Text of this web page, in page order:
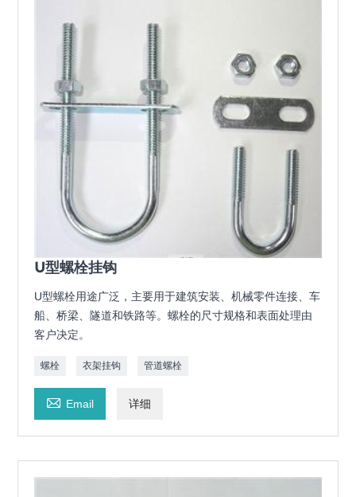
U型螺栓挂钩
U型螺栓用途广泛，主要用于建筑安装、机械零件连接、车
船、桥梁、隧道和铁路等。螺栓的尺寸规格和表面处理由
客户决定。
螺栓 衣架挂钩 管道螺栓
 Email 详细